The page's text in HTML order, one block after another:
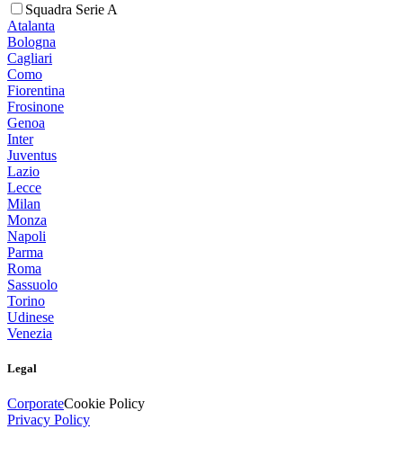
Squadra Serie A
Atalanta
Bologna
Cagliari
Como
Fiorentina
Frosinone
Genoa
Inter
Juventus
Lazio
Lecce
Milan
Monza
Napoli
Parma
Roma
Sassuolo
Torino
Udinese
Venezia
Legal
CorporateCookie Policy
Privacy Policy